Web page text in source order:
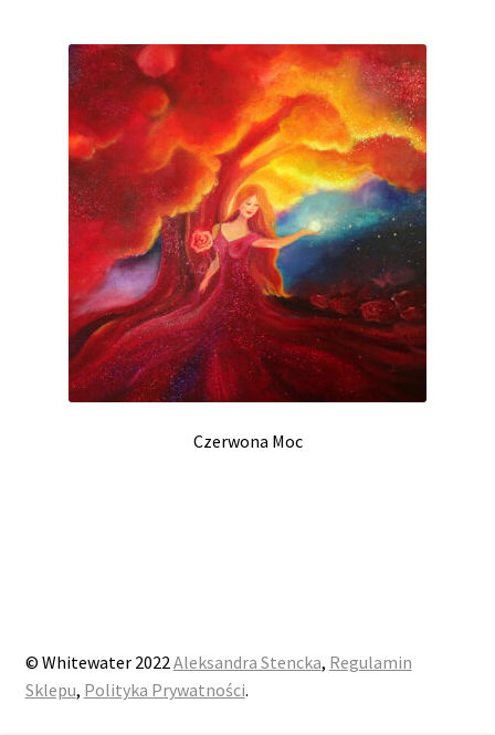
Czerwona Moc
© Whitewater 2022Aleksandra Stencka, Regulamin
Sklepu, Polityka Prywatności.